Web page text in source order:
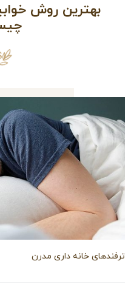
بهترین روش
ترفندهای خانه داری مدرن